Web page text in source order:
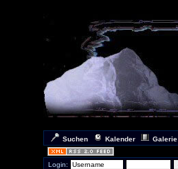
Suchen
Kalender Galerie
Login: